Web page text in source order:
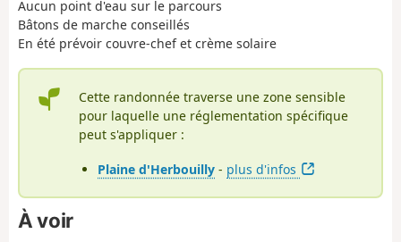
Aucun point d'eau sur le parcours
Bâtons de marche conseillés
En été prévoir couvre-chef et crème solaire
Cette randonnée traverse une zone sensible
pour laquelle une réglementation spécifique
peut s'appliquer :
Plaine d'Herbouilly - plus d'infos
À voir